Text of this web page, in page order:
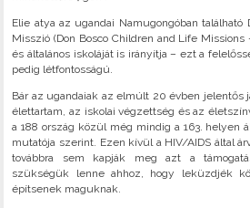
Elie atya az ugandai Namugongóban található
Misszió (Don Bosco Children and Life Missions
és általános iskoláját is irányítja – ezt a
pedig létfontosságú.
Bár az ugandaiak az elmúlt 20 évben jelentős
élettartam, az iskolai végzettség és az
a 188 ország közül még mindig a 163. helyen
mutatója szerint. Ezen kívül a HIV/AIDS által
továbbra sem kapják meg azt a
szükségük lenne ahhoz, hogy leküzdjék
építsenek maguknak.